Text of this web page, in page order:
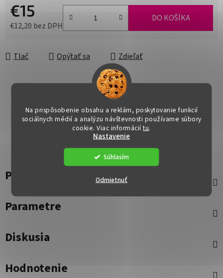
Na prispôsobenie obsahu a reklám, poskytovanie funkcií
sociálnych médií a analýzu návštevnosti používame súbory
cookie. Viac informáciítu.
Nastavenie
Odmietnuť
Súhlasím
€15
€12,20 bez DPH
DO KOŠÍKA
Tlač Opýtať sa Zdieľať
Popis
Parametre
Diskusia
Hodnotenie